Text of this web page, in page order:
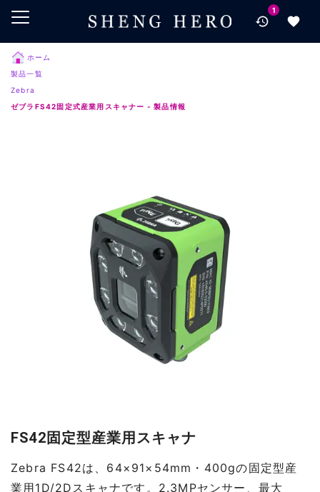
メインコンテンツにスキップ
検索にスキップ
フッターにスキップ
1
ホーム
製品一覧
Zebra
ゼブラFS42固定式産業用スキャナー - 製品情報
FS42固定型産業用スキャナ
Zebra FS42は、64×91×54mm・400gの固定型産
業用1D/2Dスキャナです。2.3MPセンサー、最大